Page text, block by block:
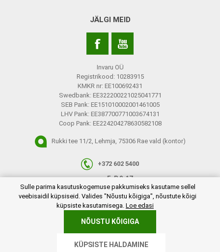
JÄLGI MEID
Invaru OÜ
Registrikood: 10283915
KMKR nr: EE100692431
Swedbank: EE322200221025041771
SEB Pank: EE151010002001461005
LHV Pank: EE387700771003674131
Coop Pank: EE224204278630582108
Rukki tee 11/2, Lehmja, 75306 Rae vald (kontor)
+372 602 5400
E-R 9-17
info@invaru.ee
Powered bynopCommerce
Sulle parima kasutuskogemuse pakkumiseks kasutame sellel
veebisaidil küpsiseid. Valides "Nõustu kõigiga", nõustute kõigi
küpsiste kasutamisega. Loe edasi
NÕUSTU KÕIGIGA
KÜPSISTE HALDAMINE